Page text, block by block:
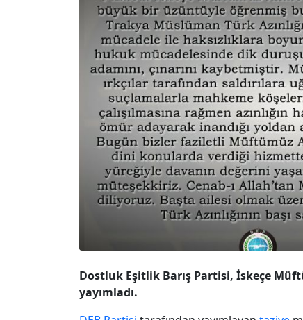
Dostluk Eşitlik Barış Partisi, İskeçe
yayımladı.